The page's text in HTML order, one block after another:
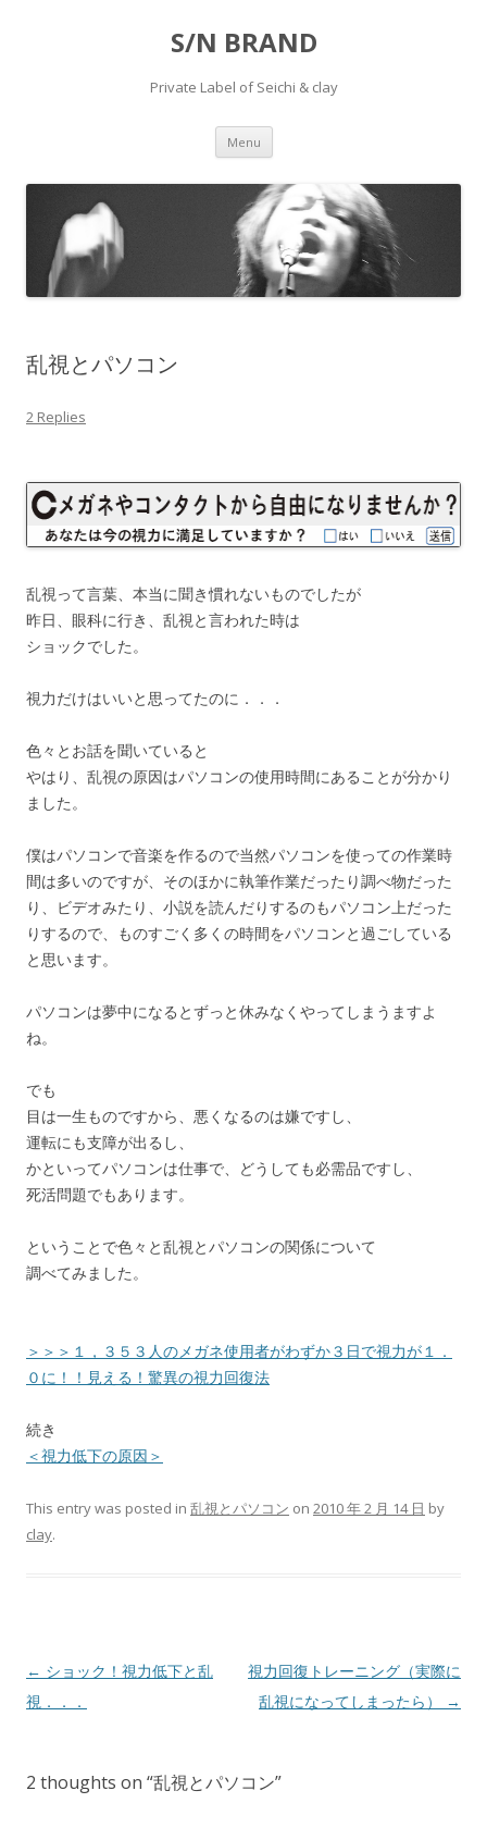
S/N BRAND
Private Label of Seichi & clay
Menu Skip to content
乱視とパソコン
2 Replies
乱視って言葉、本当に聞き慣れないものでしたが
昨日、眼科に行き、乱視と言われた時は
ショックでした。
視力だけはいいと思ってたのに．．．
色々とお話を聞いていると
やはり、乱視の原因はパソコンの使用時間にあることが分かり
ました。
僕はパソコンで音楽を作るので当然パソコンを使っての作業時
間は多いのですが、そのほかに執筆作業だったり調べ物だった
り、ビデオみたり、小説を読んだりするのもパソコン上だった
りするので、ものすごく多くの時間をパソコンと過ごしている
と思います。
パソコンは夢中になるとずっと休みなくやってしまうますよ
ね。
でも
目は一生ものですから、悪くなるのは嫌ですし、
運転にも支障が出るし、
かといってパソコンは仕事で、どうしても必需品ですし、
死活問題でもあります。
ということで色々と乱視とパソコンの関係について
調べてみました。
＞＞＞１，３５３人のメガネ使用者がわずか３日で視力が１．
０に！！見える！驚異の視力回復法
続き
＜視力低下の原因＞
This entry was posted in 乱視とパソコン on 2010 年 2 月 14 日 by
clay.
Post navigation
← ショック！視力低下と乱
視．．．
視力回復トレーニング（実際に
乱視になってしまったら）
→
2 thoughts on “乱視とパソコン”